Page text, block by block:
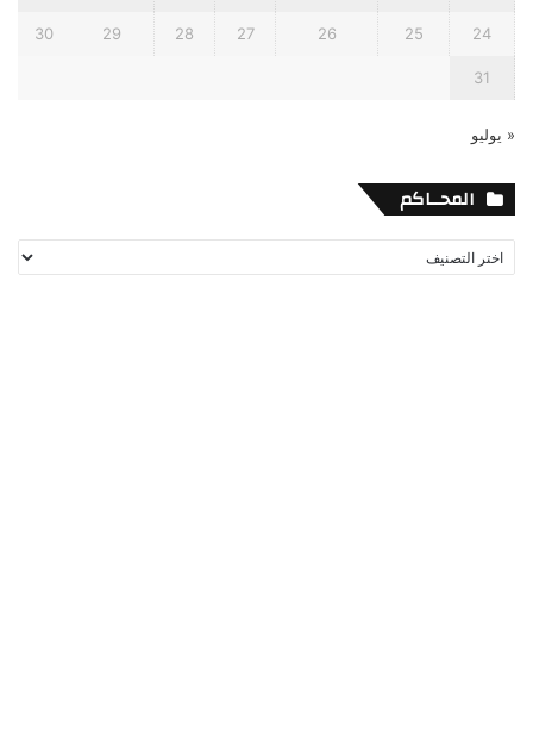
24
25
26
27
28
29
30
31
« يوليو
المحــاكم
المحــاكم